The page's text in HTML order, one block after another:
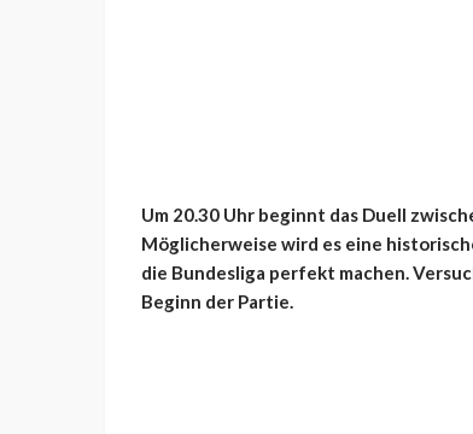
Um 20.30 Uhr beginnt das Duell
Möglicherweise wird es eine
die Bundesliga perfekt machen.
Beginn der Partie.